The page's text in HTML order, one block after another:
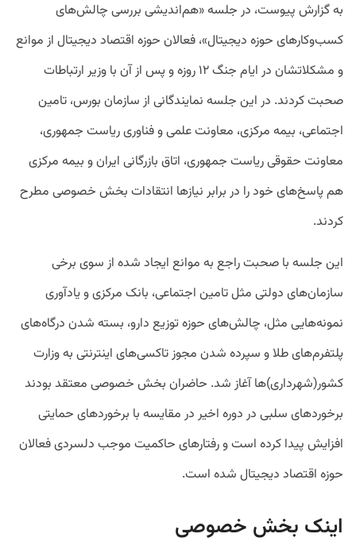
به گزارش پیوست، در جلسه «هم‌اندیشی بررسی چالش‌های
کسب‌وکارهای حوزه دیجیتال»، فعالان حوزه اقتصاد دیجیتال از موانع
و مشکلاتشان در ایام جنگ ۱۲ روزه و پس از آن با وزیر ارتباطات
صحبت کردند. در این جلسه نمایندگانی از سازمان‌ بورس، تامین
اجتماعی، بیمه مرکزی، معاونت علمی و فناوری ریاست جمهوری،
معاونت حقوقی ریاست جمهوری، اتاق بازرگانی ایران و بیمه مرکزی
هم پاسخ‌های خود را در برابر نیازها انتقادات بخش خصوصی مطرح
کردند.
این جلسه با صحبت راجع به موانع ایجاد شده از سوی برخی
سازمان‌های دولتی مثل تامین اجتماعی، بانک مرکزی و یادآوری
نمونه‌هایی مثل، چالش‌های حوزه توزیع دارو، بسته شدن درگاه‌های
پلتفرم‌های طلا و سپرده شدن مجوز تاکسی‌های اینترنتی به وزارت
کشور(شهرداری)‌ها آغاز شد. حاضران بخش خصوصی معتقد بودند
برخورد‌های سلبی در دوره اخیر در مقایسه با برخورد‌های حمایتی
افزایش پیدا کرده است و رفتارهای حاکمیت موجب دلسردی فعالان
حوزه اقتصاد دیجیتال شده است.
اینک بخش خصوصی